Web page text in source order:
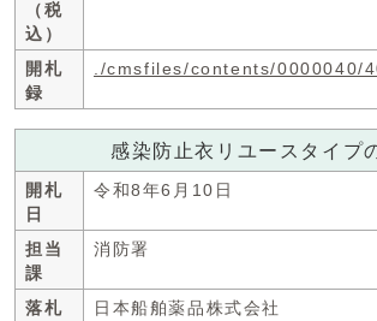
（税
込）
開札
録
./cmsfiles/contents/0000040/
感染防止衣リユースタイプ
開札
日
令和8年6月10日
担当
課
消防署
落札
日本船舶薬品株式会社